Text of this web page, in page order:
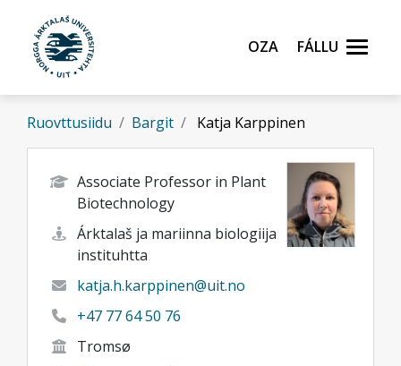
Gå til hovedinnhold
Oza
Fállu
Ruovttusiidu Bargit Katja Karppinen
Associate Professor in Plant
Biotechnology
Árktalaš ja mariinna biologiija
instituhtta
katja.h.karppinen@uit.no
+47 77 64 50 76
Tromsø